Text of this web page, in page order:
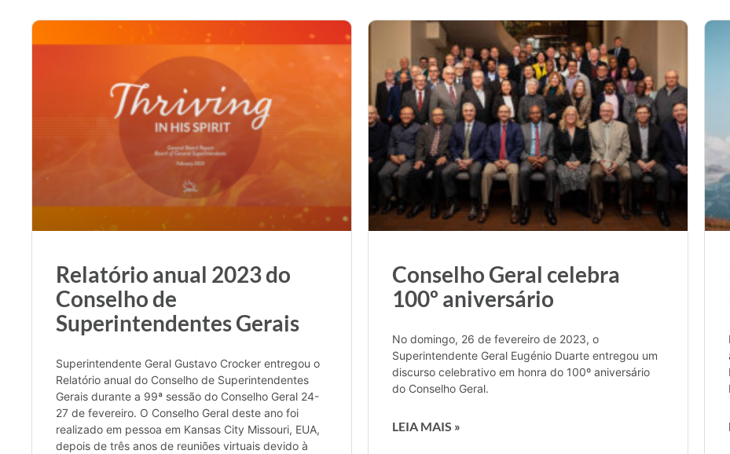
Relatório anual 2023 do
Conselho de
Superintendentes Gerais
Superintendente Geral Gustavo Crocker entregou o
Relatório anual do Conselho de Superintendentes
Gerais durante a 99ª sessão do Conselho Geral 24-
27 de fevereiro. O Conselho Geral deste ano foi
realizado em pessoa em Kansas City Missouri, EUA,
depois de três anos de reuniões virtuais devido à
Conselho Geral celebra
100º aniversário
No domingo, 26 de fevereiro de 2023, o
Superintendente Geral Eugénio Duarte entregou um
discurso celebrativo em honra do 100º aniversário
do Conselho Geral.
LEIA MAIS »